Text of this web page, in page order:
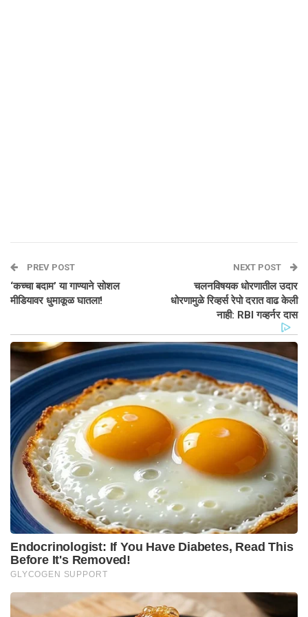
PREV POST
‘कच्चा बदाम’ या गाण्याने सोशल
मीडियावर धुमाकूळ घातला!
NEXT POST
चलनविषयक धोरणातील उदार
धोरणामुळे रिव्हर्स रेपो दरात वाढ केली
नाही: RBI गव्हर्नर दास